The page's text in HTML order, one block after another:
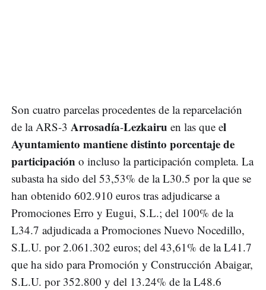
Son cuatro parcelas procedentes de la reparcelación
de la ARS-3 Arrosadía-Lezkairu en las que el
Ayuntamiento mantiene distinto porcentaje de
participación o incluso la participación completa. La
subasta ha sido del 53,53% de la L30.5 por la que se
han obtenido 602.910 euros tras adjudicarse a
Promociones Erro y Eugui, S.L.; del 100% de la
L34.7 adjudicada a Promociones Nuevo Nocedillo,
S.L.U. por 2.061.302 euros; del 43,61% de la L41.7
que ha sido para Promoción y Construcción Abaigar,
S.L.U. por 352.800 y del 13.24% de la L48.6